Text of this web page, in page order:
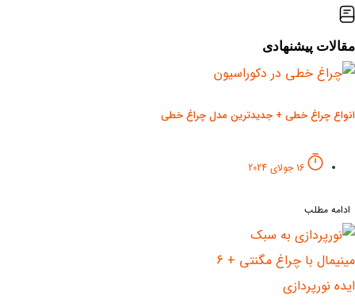
مقالات پیشنهادی
انواع چراغ خطی + جدیدترین مدل چراغ خطی
16 جولای 2024
ادامه مطلب